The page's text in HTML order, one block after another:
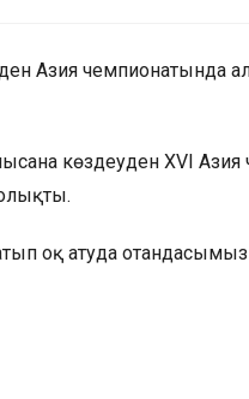
Азия чемпионатында
көздеуден XVI
оқ атуда